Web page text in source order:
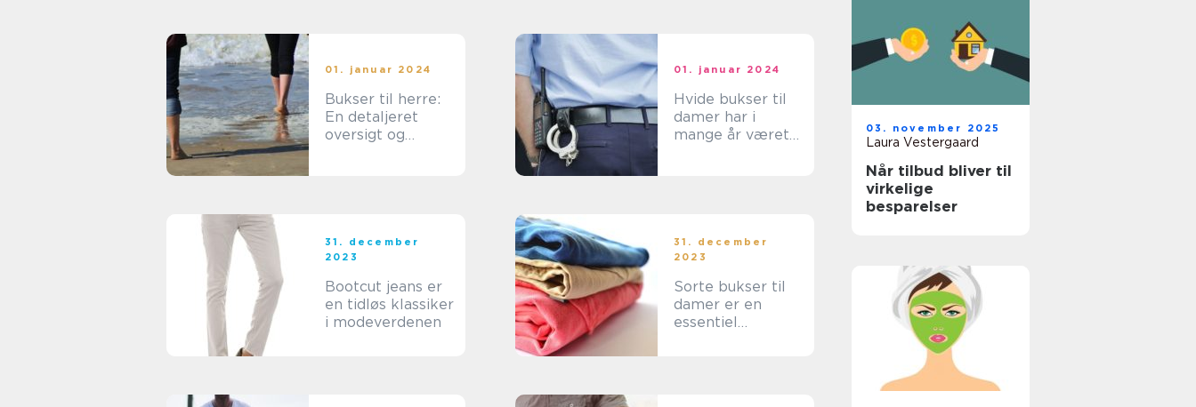
01. januar 2024
Bukser til herre:
En detaljeret
oversigt og
01. januar 2024
Hvide bukser til
damer har i
mange år været
31. december
2023
Bootcut jeans er
en tidløs klassiker
i modeverdenen
31. december
2023
Sorte bukser til
damer er en
essentiel
03. november 2025
Laura Vestergaard
Når tilbud bliver til
virkelige
besparelser